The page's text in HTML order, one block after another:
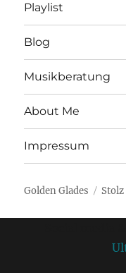
Playlist
Blog
Musikberatung
About Me
Impressum
Golden Glades